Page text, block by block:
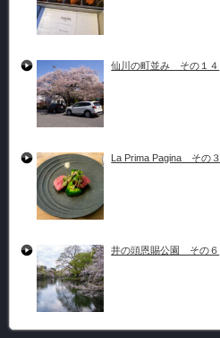
仙川の町並み その１４
La Prima Pagina その３
井の頭恩賜公園 その６